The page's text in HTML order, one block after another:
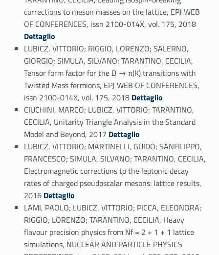
corrections to meson masses on the lattice, EPJ WEB
OF CONFERENCES, issn 2100-014X, vol. 175, 2018Link identifier #identifier_person_19089-57
Dettaglio
LUBICZ, VITTORIO; RIGGIO, LORENZO; SALERNO,
GIORGIO; SIMULA, SILVANO; TARANTINO, CECILIA,
Tensor form factor for the D → π(K) transitions with
Twisted Mass fermions, EPJ WEB OF CONFERENCES,
issn 2100-014X, vol. 175, 2018 Link identifier #identifier_person_118402-58
Dettaglio
CIUCHINI, MARCO; LUBICZ, VITTORIO; TARANTINO,
CECILIA, Unitarity Triangle Analysis in the Standard
Model and Beyond, 2017 Link identifier #identifier_person_68967-59
Dettaglio
LUBICZ, VITTORIO; MARTINELLI, GUIDO; SANFILIPPO,
FRANCESCO; SIMULA, SILVANO; TARANTINO, CECILIA,
Electromagnetic corrections to the leptonic decay
rates of charged pseudoscalar mesons: lattice results,
2016 Link identifier #identifier_person_144250-60
Dettaglio
LAMI, PAOLO; LUBICZ, VITTORIO; PICCA, ELEONORA;
RIGGIO, LORENZO; TARANTINO, CECILIA, Heavy
flavour precision physics from Nf = 2 + 1 + 1 lattice
simulations, NUCLEAR AND PARTICLE PHYSICS